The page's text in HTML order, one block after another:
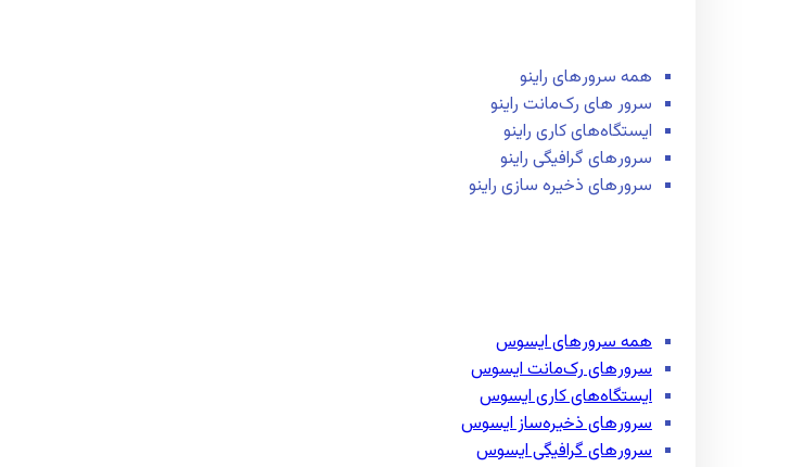
همه سرور‌های راینو
سرور ‌های رک‌مانت راینو
ایستگاه‌های کاری راینو
سرور‌های گرافیگی راینو
سرور‌های ذخیره سازی راینو
همه سرور‌های ایسوس
سرور‌های رک‌مانت ایسوس
ایستگاه‌های کاری ایسوس
سرور‌های ذخیره‌ساز ایسوس
سرور‌های گرافیگی ایسوس